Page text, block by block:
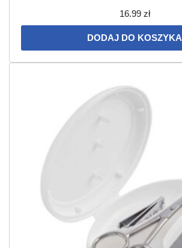
16.99 zł
DODAJ DO KOSZYKA